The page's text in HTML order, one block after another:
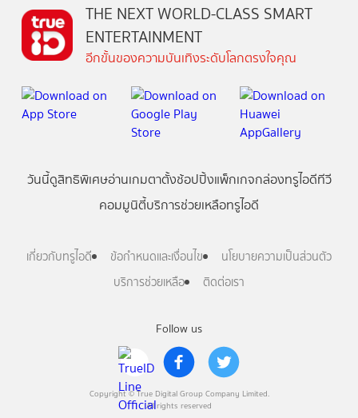
Follow us
Copyright © True Digital Group Company Limited.
All rights reserved
THE NEXT WORLD-CLASS SMART
ENTERTAINMENT
อีกขั้นของความบันเทิงระดับโลกตรงใจคุณ
วันนี้ดูสิทธิพิเศษอ่านเกมตาตั้งช้อปปิ้งแพ็กเกจกล่องทรูไอดีทีวี
คอมมูนิตี้บริการช่วยเหลือทรูไอดี
เกี่ยวกับทรูไอดี ข้อกำหนดและเงื่อนไข
นโยบายความเป็นส่วนตัว
บริการช่วยเหลือ
ติดต่อเรา